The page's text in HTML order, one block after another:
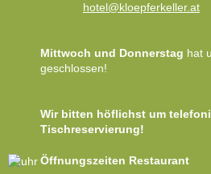
hotel@kloepferkeller.at
Mittwoch und Donnerstag hat
geschlossen!
Wir bitten höflichst um
Tischreservierung!
Öffnungszeiten Restaurant